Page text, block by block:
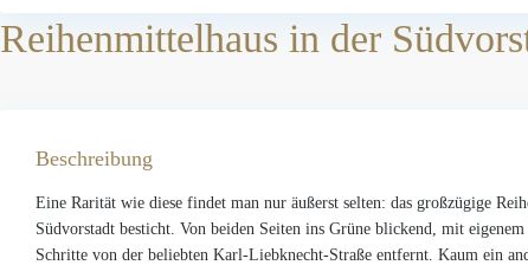
Reihenmittelhaus in der
Beschreibung
Eine Rarität wie diese findet man nur äußerst selten: das großzügige
Südvorstadt besticht. Von beiden Seiten ins Grüne blickend, mit
Schritte von der beliebten Karl-Liebknecht-Straße entfernt. Kaum ein